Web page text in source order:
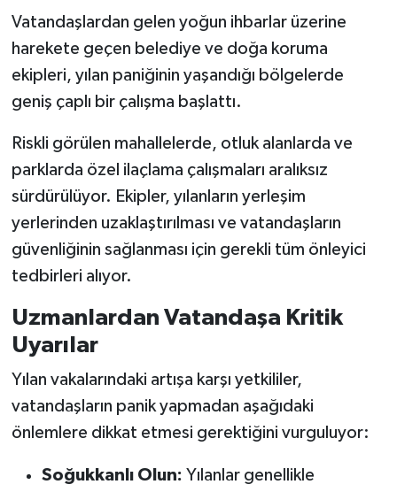
Vatandaşlardan gelen yoğun ihbarlar üzerine
harekete geçen belediye ve doğa koruma
ekipleri, yılan paniğinin yaşandığı bölgelerde
geniş çaplı bir çalışma başlattı.
Riskli görülen mahallelerde, otluk alanlarda ve
parklarda özel ilaçlama çalışmaları aralıksız
sürdürülüyor. Ekipler, yılanların yerleşim
yerlerinden uzaklaştırılması ve vatandaşların
güvenliğinin sağlanması için gerekli tüm önleyici
tedbirleri alıyor.
Uzmanlardan Vatandaşa Kritik
Uyarılar
Yılan vakalarındaki artışa karşı yetkililer,
vatandaşların panik yapmadan aşağıdaki
önlemlere dikkat etmesi gerektiğini vurguluyor:
Soğukkanlı Olun: Yılanlar genellikle